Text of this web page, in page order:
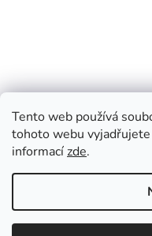
Tento web používá
tohoto webu
informacízde.